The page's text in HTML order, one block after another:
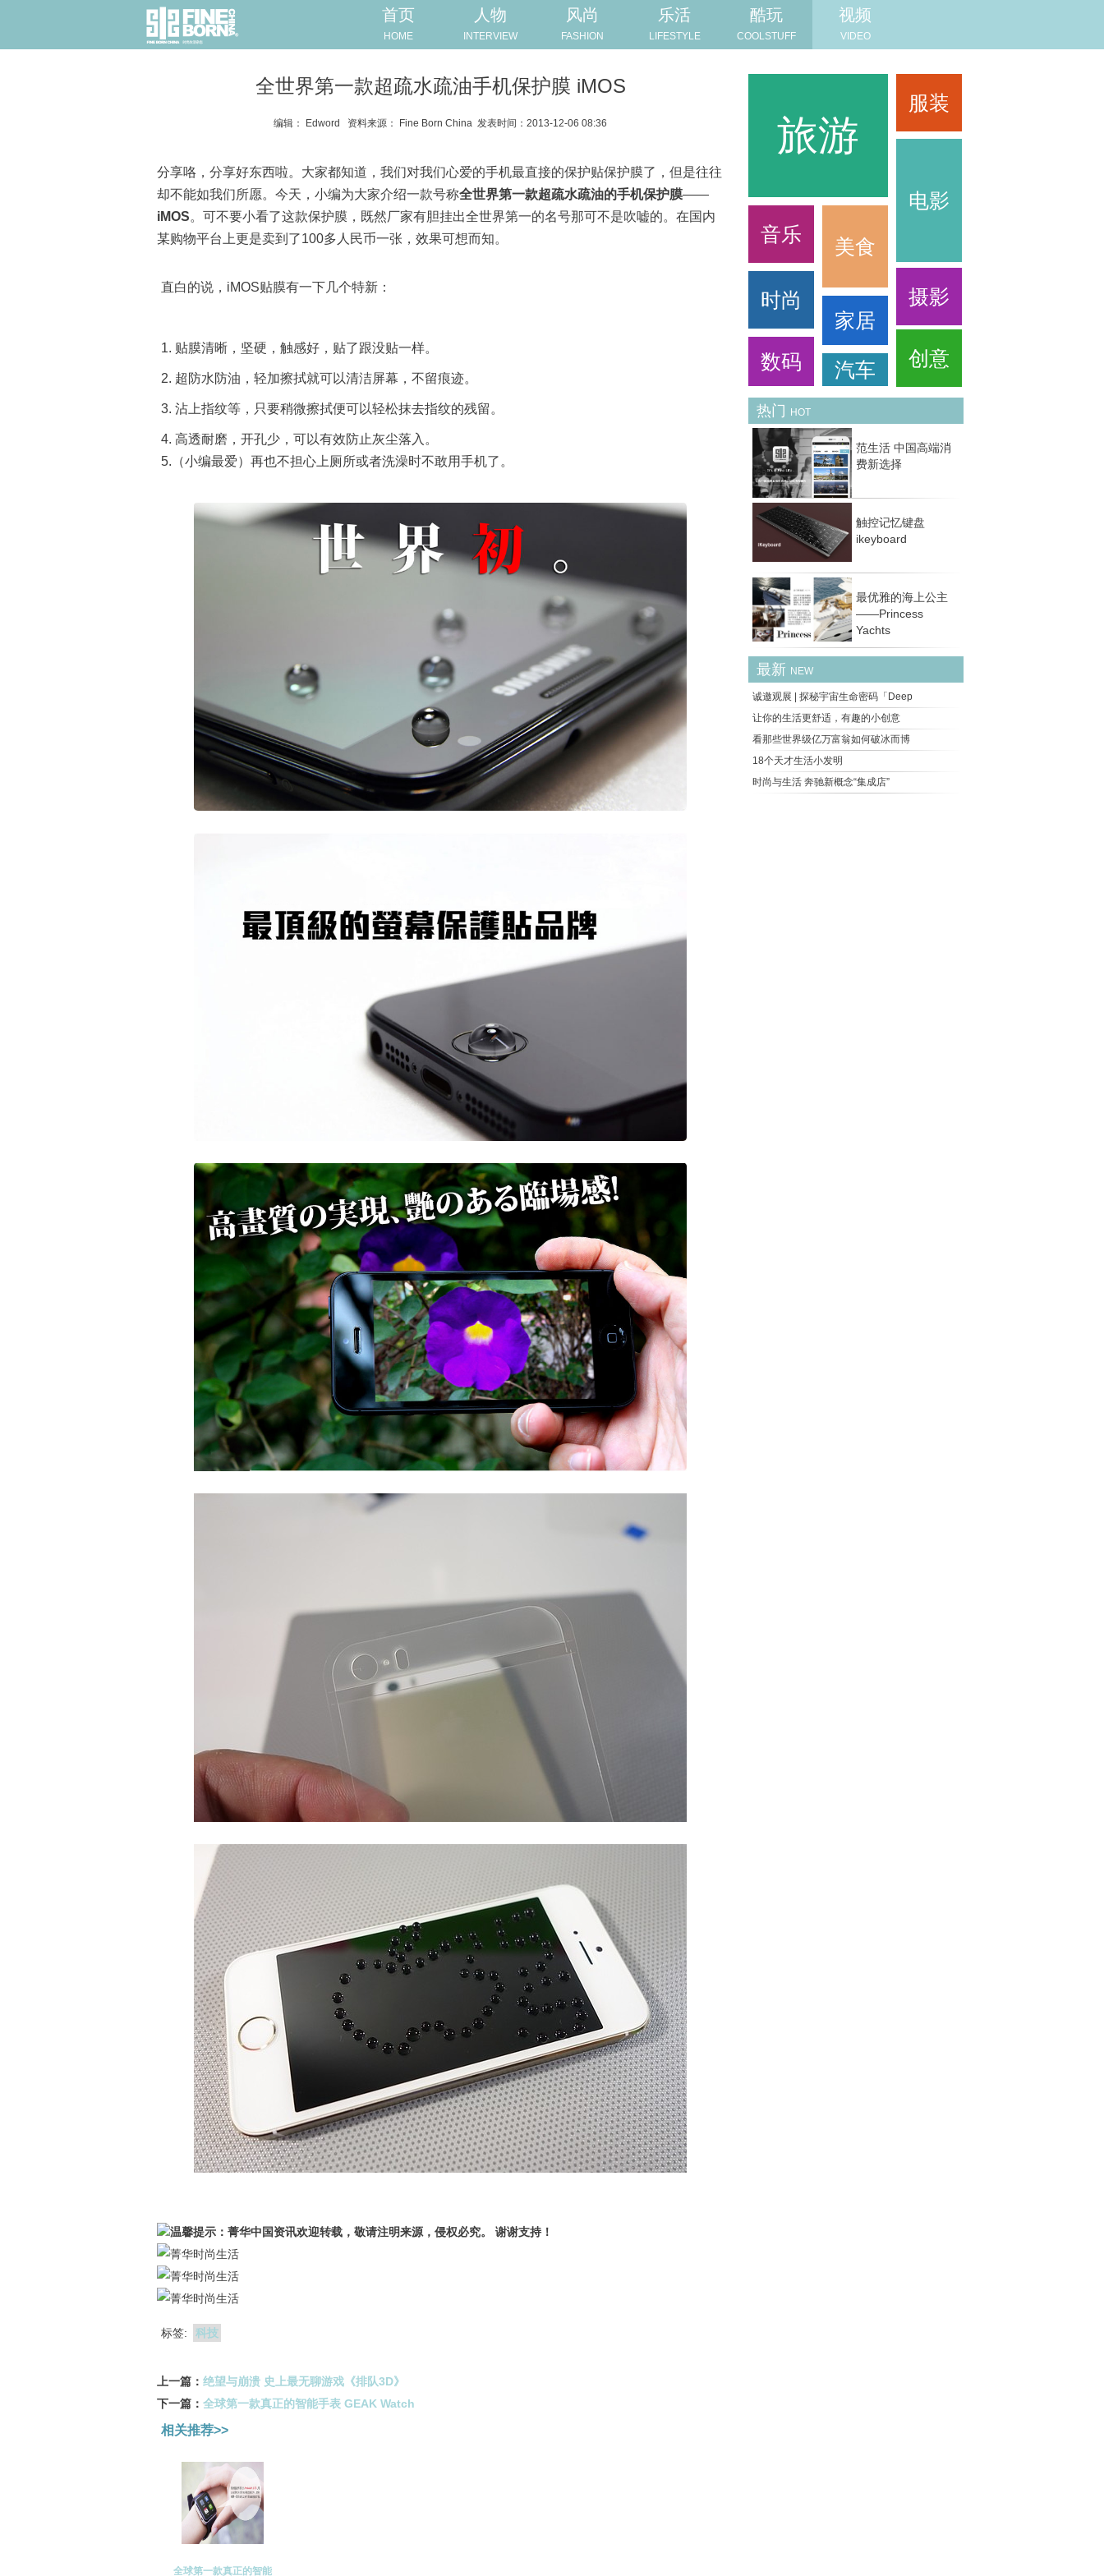
首页
HOME
人物
INTERVIEW
风尚
FASHION
乐活
LIFESTYLE
酷玩
COOLSTUFF
视频
VIDEO
全世界第一款超疏水疏油手机保护膜 iMOS
编辑： Edword 资料来源： Fine Born China 发表时间：2013-12-06 08:36
分享咯，分享好东西啦。大家都知道，我们对我们心爱的手机最直接的保护贴保护膜了，但是往往
却不能如我们所愿。今天，小编为大家介绍一款号称全世界第一款超疏水疏油的手机保护膜——
iMOS。可不要小看了这款保护膜，既然厂家有胆挂出全世界第一的名号那可不是吹嘘的。在国内
某购物平台上更是卖到了100多人民币一张，效果可想而知。
直白的说，iMOS贴膜有一下几个特新：
1. 贴膜清晰，坚硬，触感好，贴了跟没贴一样。
2. 超防水防油，轻加擦拭就可以清洁屏幕，不留痕迹。
3. 沾上指纹等，只要稍微擦拭便可以轻松抹去指纹的残留。
4. 高透耐磨，开孔少，可以有效防止灰尘落入。
5.（小编最爱）再也不担心上厕所或者洗澡时不敢用手机了。
温馨提示：菁华中国资讯欢迎转载，敬请注明来源，侵权必究。 谢谢支持！
标签: 科技
上一篇： 绝望与崩溃 史上最无聊游戏《排队3D》
下一篇： 全球第一款真正的智能手表 GEAK Watch
相关推荐>>
全球第一款真正的智能
旅游
服装
电影
音乐
美食
时尚
数码
家居
摄影
汽车
旅游
创意
热门 HOT
范生活 中国高端消
费新选择
触控记忆键盘
ikeyboard
最优雅的海上公主
——Princess
Yachts
最新 NEW
诚邀观展 | 探秘宇宙生命密码「Deep
让你的生活更舒适，有趣的小创意
看那些世界级亿万富翁如何破冰而博
18个天才生活小发明
时尚与生活 奔驰新概念“集成店”